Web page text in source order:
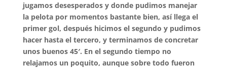
jugamos desesperados y donde pudimos manejar
la pelota por momentos bastante bien, así llega el
primer gol, después hicimos el segundo y pudimos
hacer hasta el tercero, y terminamos de concretar
unos buenos 45′. En el segundo tiempo no
relajamos un poquito, aunque sobre todo fueron